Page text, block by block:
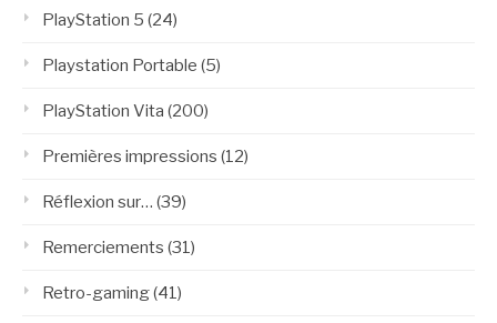
PlayStation 5 (24)
Playstation Portable (5)
PlayStation Vita (200)
Premières impressions (12)
Réflexion sur… (39)
Remerciements (31)
Retro-gaming(41)